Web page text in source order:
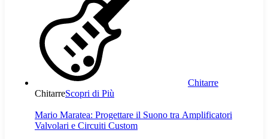
Chitarre
ChitarreScopri di Più
Mario Maratea: Progettare il Suono tra Amplificatori
Valvolari e Circuiti Custom